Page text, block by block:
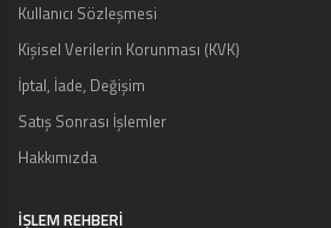
Kullanıcı Sözleşmesi
Kişisel Verilerin Korunması (KVK)
İptal, İade, Değişim
Satış Sonrası İşlemler
Hakkımızda
İŞLEM REHBERİ